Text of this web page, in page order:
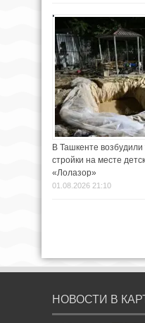
В Ташкенте
стройки на месте
«Лолазор»
01.08.2026 21:10
НОВОСТИ В